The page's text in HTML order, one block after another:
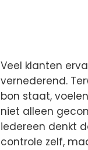
Veel klanten
vernederend.
bon staat,
niet alleen
iedereen denkt
controle zelf,